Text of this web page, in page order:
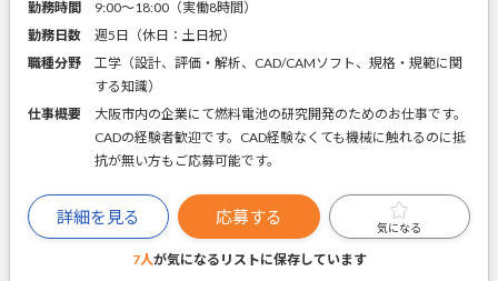
勤務時間
9:00～18:00（実働8時間）
勤務日数
週5日（休日：土日祝）
職種分野
工学（設計、評価・解析、CAD/CAMソフト、規格・規範に関
する知識）
仕事概要
大阪市内の企業にて燃料電池の研究開発のためのお仕事です。
CADの経験者歓迎です。CAD経験なくても機械に触れるのに抵
抗が無い方もご応募可能です。
詳細を見る 応募する
気になる
7人が気になるリストに保存しています